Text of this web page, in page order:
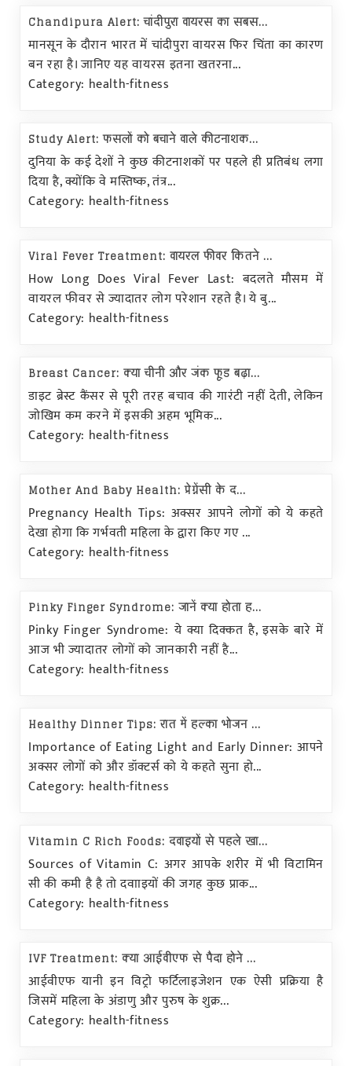
Chandipura Alert: चांदीपुरा वायरस का सबस...
मानसून के दौरान भारत में चांदीपुरा वायरस फिर चिंता का कारण
बन रहा है। जानिए यह वायरस इतना खतरना...
Category: health-fitness
Study Alert: फसलों को बचाने वाले कीटनाशक...
दुनिया के कई देशों ने कुछ कीटनाशकों पर पहले ही प्रतिबंध लगा
दिया है, क्योंकि वे मस्तिष्क, तंत्र...
Category: health-fitness
Viral Fever Treatment: वायरल फीवर कितने ...
How Long Does Viral Fever Last: बदलते मौसम में
वायरल फीवर से ज्यादातर लोग परेशान रहते है। ये बु...
Category: health-fitness
Breast Cancer: क्या चीनी और जंक फूड बढ़ा...
डाइट ब्रेस्ट कैंसर से पूरी तरह बचाव की गारंटी नहीं देती, लेकिन
जोखिम कम करने में इसकी अहम भूमिक...
Category: health-fitness
Mother And Baby Health: प्रेग्नेंसी के द...
Pregnancy Health Tips: अक्सर आपने लोगों को ये कहते
देखा होगा कि गर्भवती महिला के द्वारा किए गए ...
Category: health-fitness
Pinky Finger Syndrome: जानें क्या होता ह...
Pinky Finger Syndrome: ये क्या दिक्कत है, इसके बारे में
आज भी ज्यादातर लोगों को जानकारी नहीं है...
Category: health-fitness
Healthy Dinner Tips: रात में हल्का भोजन ...
Importance of Eating Light and Early Dinner: आपने
अक्सर लोगों को और डॉक्टर्स को ये कहते सुना हो...
Category: health-fitness
Vitamin C Rich Foods: दवाइयों से पहले खा...
Sources of Vitamin C: अगर आपके शरीर में भी विटामिन
सी की कमी है है तो दवााइयों की जगह कुछ प्राक...
Category: health-fitness
IVF Treatment: क्या आईवीएफ से पैदा होने ...
आईवीएफ यानी इन विट्रो फर्टिलाइजेशन एक ऐसी प्रक्रिया है
जिसमें महिला के अंडाणु और पुरुष के शुक्र...
Category: health-fitness